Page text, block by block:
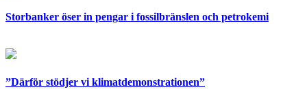
Storbanker öser in pengar i fossilbränslen och petrokemi
”Därför stödjer vi klimatdemonstrationen”